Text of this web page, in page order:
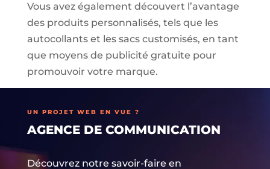
Vous avez également découvert l’avantage
des produits personnalisés, tels que les
autocollants et les sacs customisés, en tant
que moyens de publicité gratuite pour
promouvoir votre marque.
UN PROJET WEB EN VUE ?
AGENCE DE COMMUNICATION
Découvrez notre savoir-faire en